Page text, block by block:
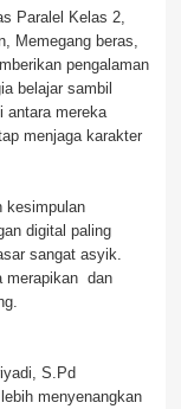
Paralel Kelas 2,
Memegang beras,
pengalaman
belajar sambil
antara mereka
menjaga karakter
kesimpulan
digital paling
sangat asyik.
merapikan dan
S.Pd
menyenangkan